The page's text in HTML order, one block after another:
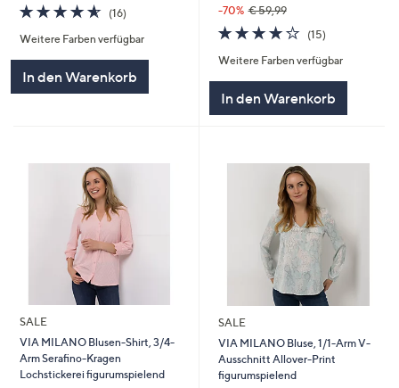
4.6
von
5
(16)16
Weitere Farben verfügbar
In den Warenkorb
-70% € 59,99
4.2
von
5
(15)15
Weitere Farben verfügbar
In den Warenkorb
SALE
VIA MILANO Blusen-Shirt, 3/4-
Arm Serafino-Kragen
Lochstickerei figurumspielend
SALE
VIA MILANO Bluse, 1/1-Arm V-
Ausschnitt Allover-Print
figurumspielend